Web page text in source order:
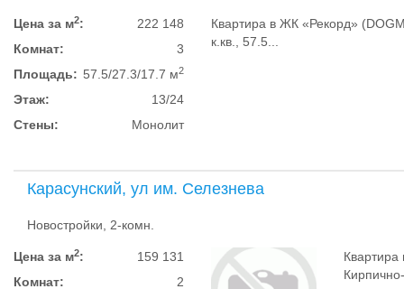
Цена за м2:
222 148
Комнат:
3
Площадь: 57.5/27.3/17.7 м2
Этаж:
13/24
Стены:
Монолит
Квартира в ЖК «Рекорд»
к.кв., 57.5...
Карасунский, ул им. Селезнева
Новостройки, 2-комн.
Цена за м2:
159 131
Комнат:
2